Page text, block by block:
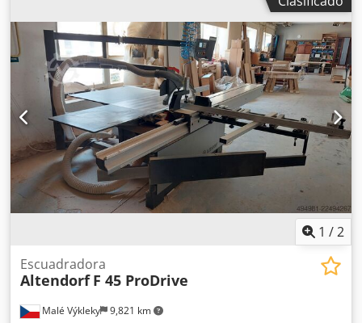
de altura e inclinación 5000 x 1400 x 1900 mm Peso aprox.
1100 kg Ubicación en almacén: Nattheim Crjdpfjy Tl Exox
Aflof
1 /2
Malé Výkleky 9,821 km
Escuadradora
Altendorf F 45 ProDrive